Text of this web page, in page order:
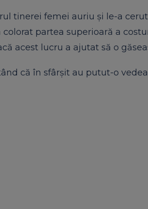
tinerei femei auriu și le-a cerut
partea superioară a
acest lucru a ajutat ​​să o
că în sfârșit au putut-o